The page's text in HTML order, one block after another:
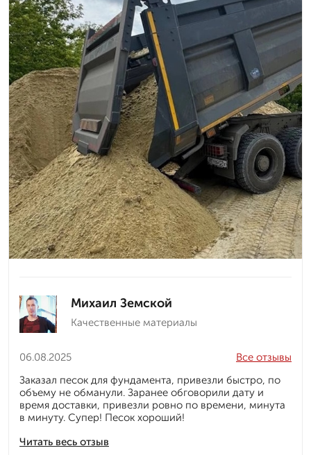
Михаил Земской
Качественные материалы
06.08.2025
Читать весь отзыв
Все отзывы
Заказал песок для фундамента, привезли быстро, по
объему не обманули. Заранее обговорили дату и
время доставки, привезли ровно по времени, минута
в минуту. Супер! Песок хороший!